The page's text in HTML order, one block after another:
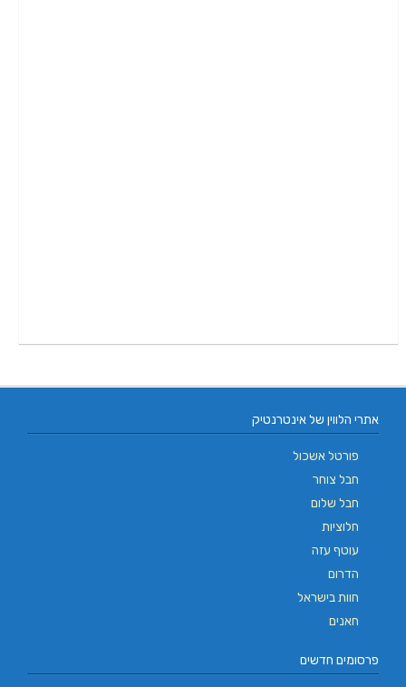
אתרי הלווין של אינטרנטיק
פורטל אשכול
חבל צוחר
חבל שלום
חלוציות
עוטף עזה
הדרום
חוות בישראל
חאנים
פרסומים חדשים